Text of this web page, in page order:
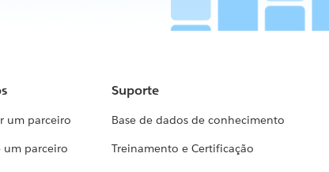
um parceiro
um parceiro
Suporte
Base de dados de conhecimento
Treinamento e Certificação